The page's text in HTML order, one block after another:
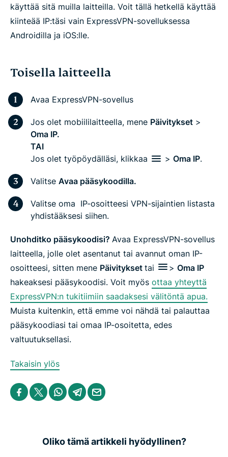
käyttää sitä muilla laitteilla. Voit tällä hetkellä käyttää
kiinteää IP:täsi vain ExpressVPN-sovelluksessa
Androidilla ja iOS:lle.
Toisella laitteella
Avaa ExpressVPN-sovellus
Jos olet mobiililaitteella, mene Päivitykset >
Oma IP.
TAI
Jos olet työpöydälläsi, klikkaa
> Oma IP.
Valitse Avaa pääsykoodilla.
Valitse oma IP-osoitteesi VPN-sijaintien listasta
yhdistääksesi siihen.
Unohditko pääsykoodisi? Avaa ExpressVPN-sovellus
laitteella, jolle olet asentanut tai avannut oman IP-
osoitteesi, sitten mene Päivitykset tai > Oma IP
hakeaksesi pääsykoodisi. Voit myös ottaa yhteyttä
ExpressVPN:n tukitiimiin saadaksesi välitöntä apua.
Muista kuitenkin, että emme voi nähdä tai palauttaa
pääsykoodiasi tai omaa IP-osoitetta, edes
valtuutuksellasi.
Takaisin ylös
S
h
a
S
h
a
S
h
a
n
W
S
h
a
n
T
S
h
a
y
e
Oliko tämä artikkeli hyödyllinen?